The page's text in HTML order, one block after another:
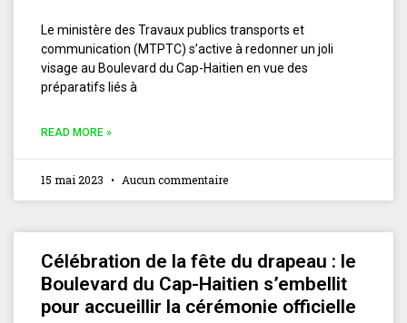
Le ministère des Travaux publics transports et
communication (MTPTC) s’active à redonner un joli
visage au Boulevard du Cap-Haitien en vue des
préparatifs liés à
READ MORE »
15 mai 2023 Aucun commentaire
Célébration de la fête du drapeau : le
Boulevard du Cap-Haitien s’embellit
pour accueillir la cérémonie officielle